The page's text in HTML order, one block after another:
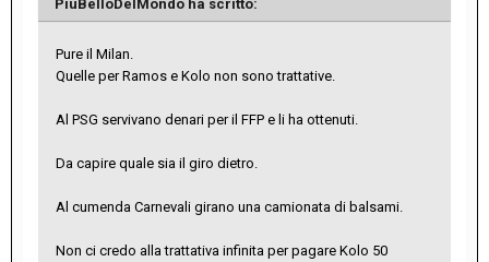
PiùBelloDelMondo ha scritto:
Pure il Milan.
Quelle per Ramos e Kolo non sono trattative.
Al PSG servivano denari per il FFP e li ha ottenuti.
Da capire quale sia il giro dietro.
Al cumenda Carnevali girano una camionata di balsami.
Non ci credo alla trattativa infinita per pagare Kolo 50